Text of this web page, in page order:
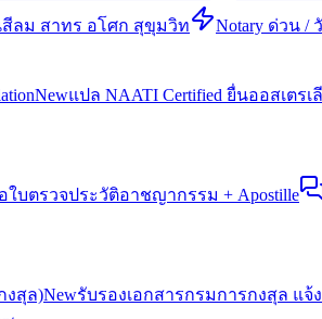
ลม สาทร อโศก สุขุมวิท Notary ด่วน /
Newแปล NAATI Certified ยื่นออสเตรเ
ใบตรวจประวัติอาชญากรรม + Apostille
งสุล)Newรับรองเอกสารกรมการกงสุล แจ้